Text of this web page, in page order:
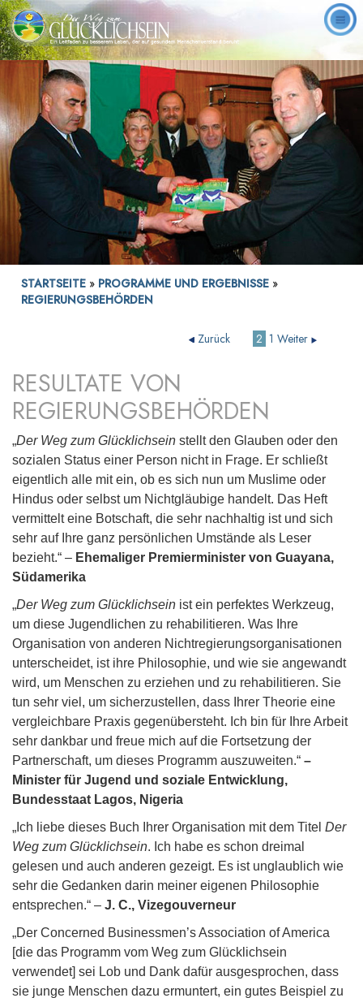
STARTSEITE » PROGRAMME UND ERGEBNISSE »
REGIERUNGSBEHÖRDEN
Weiter
1
2
Zurück
RESULTATE VON
REGIERUNGSBEHÖRDEN
„Der Weg zum Glücklichsein stellt den Glauben oder den
sozialen Status einer Person nicht in Frage. Er schließt
eigentlich alle mit ein, ob es sich nun um Muslime oder
Hindus oder selbst um Nichtgläubige handelt. Das Heft
vermittelt eine Botschaft, die sehr nachhaltig ist und sich
sehr auf Ihre ganz persönlichen Umstände als Leser
bezieht.“ – Ehemaliger Premierminister von Guayana,
Südamerika
„Der Weg zum Glücklichsein ist ein perfektes Werkzeug,
um diese Jugendlichen zu rehabilitieren. Was Ihre
Organisation von anderen Nichtregierungsorganisationen
unterscheidet, ist ihre Philosophie, und wie sie angewandt
wird, um Menschen zu erziehen und zu rehabilitieren. Sie
tun sehr viel, um sicherzustellen, dass Ihrer Theorie eine
vergleichbare Praxis gegenübersteht. Ich bin für Ihre Arbeit
sehr dankbar und freue mich auf die Fortsetzung der
Partnerschaft, um dieses Programm auszuweiten.“ –
Minister für Jugend und soziale Entwicklung,
Bundesstaat Lagos, Nigeria
„Ich liebe dieses Buch Ihrer Organisation mit dem Titel Der
Weg zum Glücklichsein. Ich habe es schon dreimal
gelesen und auch anderen gezeigt. Es ist unglaublich wie
sehr die Gedanken darin meiner eigenen Philosophie
entsprechen.“ – J. C., Vizegouverneur
„Der Concerned Businessmen’s Association of America
[die das Programm vom Weg zum Glücklichsein
verwendet] sei Lob und Dank dafür ausgesprochen, dass
sie junge Menschen dazu ermuntert, ein gutes Beispiel zu